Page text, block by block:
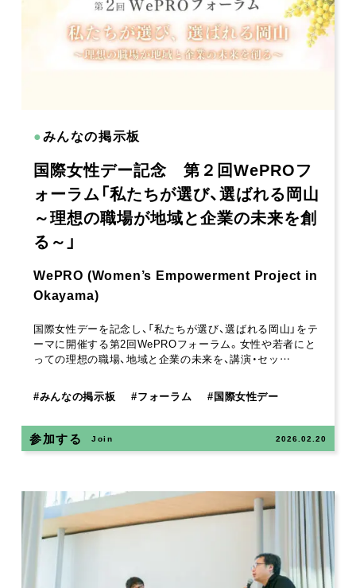
●みんなの掲示板
国際女性デー記念 第２回WePROフ
ォーラム「私たちが選び、選ばれる岡山
～理想の職場が地域と企業の未来を創
る～」
WePRO (Women’s Empowerment Project in
Okayama)
国際女性デーを記念し、「私たちが選び、選ばれる岡山」をテ
ーマに開催する第2回WePROフォーラム。女性や若者にと
っての理想の職場、地域と企業の未来を、講演・セッ…
#みんなの掲示板 #フォーラム #国際女性デー
参加する Join 2026.02.20